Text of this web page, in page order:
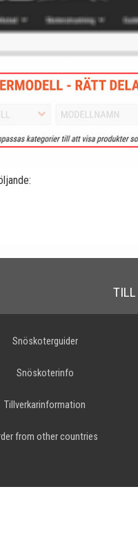
TILL
Snöskoterguider
Snöskoterinfo
Tillverkarinformation
from other countries